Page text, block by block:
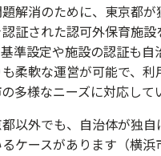
解消のために、東京都が
証された認可外保育施設
準設定や施設の認証も自
柔軟な運営が可能で、利
多様なニーズに対応して
以外でも、自治体が独
ケースがあります（横浜